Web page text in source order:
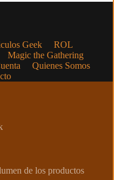
Geek
ROL
Magic the Gathering
Quienes Somos
de los productos